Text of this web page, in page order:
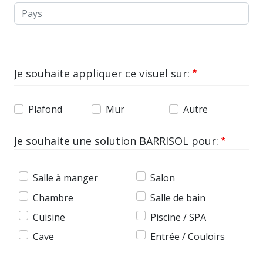
Pays
Je souhaite appliquer ce visuel sur:
Plafond Mur Autre
Je souhaite une solution BARRISOL pour:
Salle à manger
Salon
Chambre
Salle de bain
Cuisine
Piscine / SPA
Cave
Entrée / Couloirs